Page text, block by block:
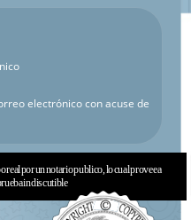
electrónico con acuse de
real por un notario publico, lo cual provee a
indiscutible